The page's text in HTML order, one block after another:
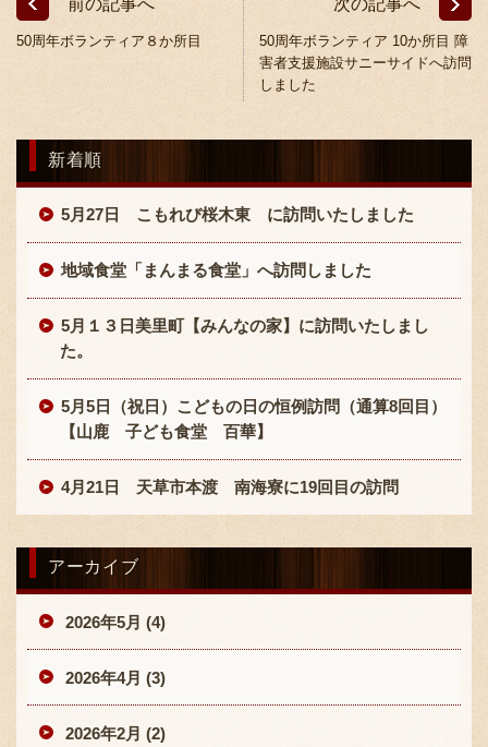
〒869-1107 熊本県菊池郡菊陽町辛川448
TEL:096-349-2222
FAX :096-349-2288
前の記事へ
50周年ボランティア８か所目
次の記事へ
50周年ボランティア 10か所目 障
害者支援施設サニーサイドへ訪問
しました
新着順
5月27日 こもれび桜木東 に訪問いたしました
地域食堂「まんまる食堂」へ訪問しました
5月１３日美里町【みんなの家】に訪問いたしまし
た。
5月5日（祝日）こどもの日の恒例訪問（通算8回目）
【山鹿 子ども食堂 百華】
4月21日 天草市本渡 南海寮に19回目の訪問
アーカイブ
2026年5月 (4)
2026年4月 (3)
2026年2月 (2)